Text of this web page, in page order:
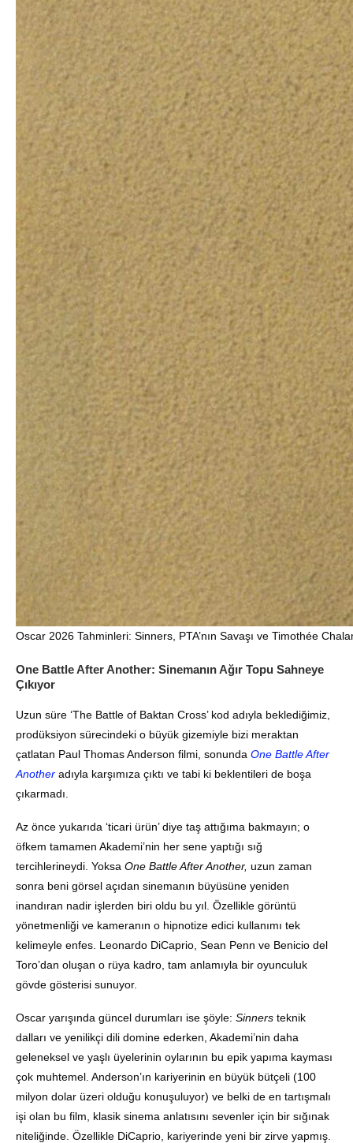
Oscar 2026 Tahminleri: Sinners, PTA’nın Savaşı ve Timothée
One Battle After Another: Sinemanın Ağır Topu Sahneye
Çıkıyor
Uzun süre ‘The Battle of Baktan Cross’ kod adıyla beklediğimiz,
prodüksiyon sürecindeki o büyük gizemiyle bizi meraktan
çatlatan Paul Thomas Anderson filmi, sonunda One Battle After
Another adıyla karşımıza çıktı ve tabi ki beklentileri de boşa
çıkarmadı.
Az önce yukarıda ‘ticari ürün’ diye taş attığıma bakmayın; o
öfkem tamamen Akademi’nin her sene yaptığı sığ
tercihlerineydi. Yoksa One Battle After Another, uzun zaman
sonra beni görsel açıdan sinemanın büyüsüne yeniden
inandıran nadir işlerden biri oldu bu yıl. Özellikle görüntü
yönetmenliği ve kameranın o hipnotize edici kullanımı tek
kelimeyle enfes. Leonardo DiCaprio, Sean Penn ve Benicio del
Toro’dan oluşan o rüya kadro, tam anlamıyla bir oyunculuk
gövde gösterisi sunuyor.
Oscar yarışında güncel durumları ise şöyle: Sinners teknik
dalları ve yenilikçi dili domine ederken, Akademi’nin daha
geleneksel ve yaşlı üyelerinin oylarının bu epik yapıma kayması
çok muhtemel. Anderson’ın kariyerinin en büyük bütçeli (100
milyon dolar üzeri olduğu konuşuluyor) ve belki de en tartışmalı
işi olan bu film, klasik sinema anlatısını sevenler için bir sığınak
niteliğinde. Özellikle DiCaprio, kariyerinde yeni bir zirve yapmış.